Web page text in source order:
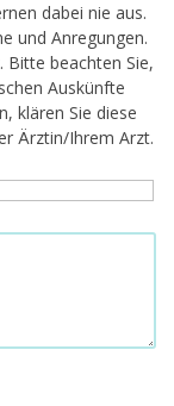
dabei nie aus.
und Anregungen.
Bitte beachten Sie,
Auskünfte
klären Sie diese
Ärztin/Ihrem Arzt.